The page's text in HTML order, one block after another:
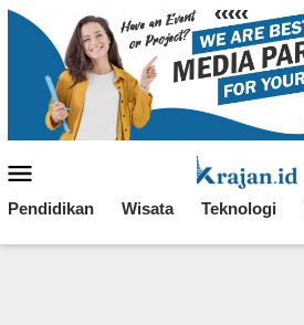
Loncat
Mobile
Pendidikan Wisata Teknologi